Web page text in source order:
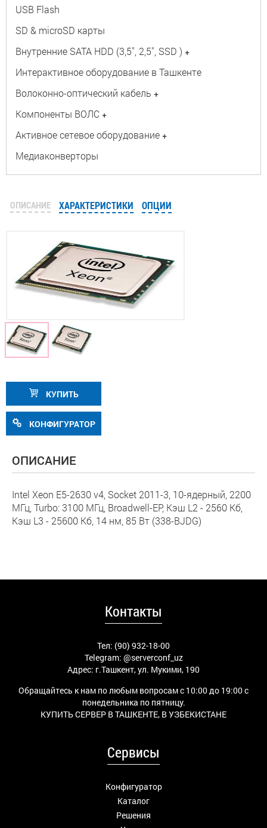
USB Flash
SD & microSD карты
Внутренние SATA HDD (3,5", 2,5", SSD ) +
Интерактивное оборудование в Ташкенте
Волоконно-оптический кабель +
Компоненты ВОЛС +
Активное сетевое оборудование +
Медиаконверторы
ОПИСАНИЕ ХАРАКТЕРИСТИКИ ОПЦИИ
КУПИТЬ
КОНФИГУРАТОР
ОПИСАНИЕ
Intel Xeon E5-2630 v4, Socket 2011-3, 10-ядерный, 2200
МГц, Turbo: 3100 МГц, Broadwell-EP, Кэш L2 - 2560 Кб,
Кэш L3 - 25600 Кб, 14 нм, 85 Вт (338-BJDG)
Контакты
Тел: (90) 932-18-00
Telegram: @serverconf_uz
Адрес: г.Ташкент, ул. Мукими, 190
Обращайтесь к нам по любым вопросам с 10:00 до 19:00 с
понедельника по пятницу.
КУПИТЬ СЕРВЕР В ТАШКЕНТЕ, В УЗБЕКИСТАНЕ
Сервисы
Конфигуратор
Каталог
Решения